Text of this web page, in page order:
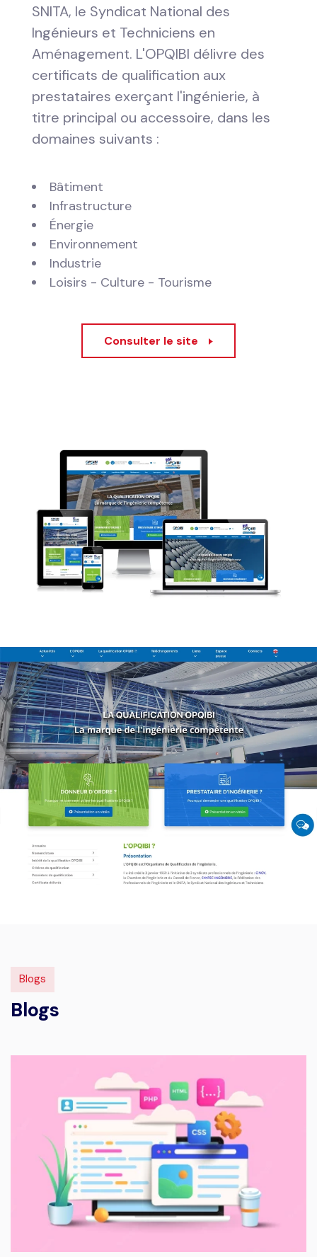
SNITA, le Syndicat National des
Ingénieurs et Techniciens en
Aménagement. L'OPQIBI délivre des
certificats de qualification aux
prestataires exerçant l'ingénierie, à
titre principal ou accessoire, dans les
domaines suivants :
Bâtiment
Infrastructure
Énergie
Environnement
Industrie
Loisirs - Culture - Tourisme
Consulter le site
Blogs
Blogs